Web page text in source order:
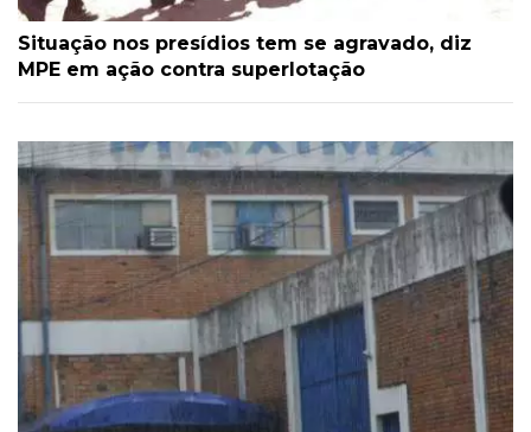
Situação nos presídios tem se agravado, diz
MPE em ação contra superlotação